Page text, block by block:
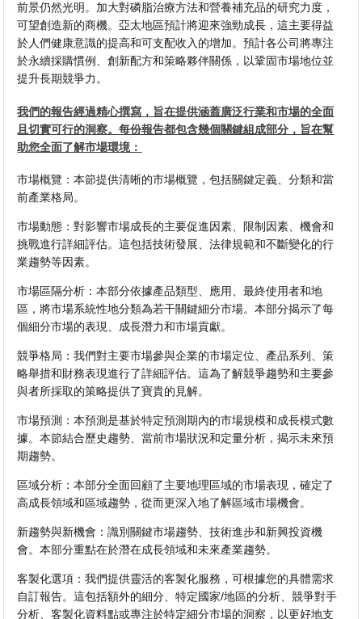
前景仍然光明。加大對磷脂治療方法和營養補充品的研究力度，
可望創造新的商機。亞太地區預計將迎來強勁成長，這主要得益
於人們健康意識的提高和可支配收入的增加。預計各公司將專注
於永續採購慣例、創新配方和策略夥伴關係，以鞏固市場地位並
提升長期競爭力。
我們的報告經過精心撰寫，旨在提供涵蓋廣泛行業和市場的全面
且切實可行的洞察。每份報告都包含幾個關鍵組成部分，旨在幫
助您全面了解市場環境：
市場概覽：本節提供清晰的市場概覽，包括關鍵定義、分類和當
前產業格局。
市場動態：對影響市場成長的主要促進因素、限制因素、機會和
挑戰進行詳細評估。這包括技術發展、法律規範和不斷變化的行
業趨勢等因素。
市場區隔分析：本部分依據產品類型、應用、最終使用者和地
區，將市場系統性地分類為若干關鍵細分市場。本部分揭示了每
個細分市場的表現、成長潛力和市場貢獻。
競爭格局：我們對主要市場參與企業的市場定位、產品系列、策
略舉措和財務表現進行了詳細評估。這為了解競爭趨勢和主要參
與者所採取的策略提供了寶貴的見解。
市場預測：本預測是基於特定預測期內的市場規模和成長模式數
據。本節結合歷史趨勢、當前市場狀況和定量分析，揭示未來預
期趨勢。
區域分析：本部分全面回顧了主要地理區域的市場表現，確定了
高成長領域和區域趨勢，從而更深入地了解區域市場機會。
新趨勢與新機會：識別關鍵市場趨勢、技術進步和新興投資機
會。本部分重點在於潛在成長領域和未來產業趨勢。
客製化選項：我們提供靈活的客製化服務，可根據您的具體需求
自訂報告。這包括額外的細分、特定國家/地區的分析、競爭對手
分析、客製化資料點或專注於特定細分市場的洞察，以更好地支